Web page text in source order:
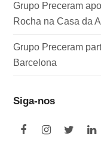
Grupo Preceram
Rocha na Casa da
Grupo Preceram
Barcelona
Siga-nos
F
I
T
L